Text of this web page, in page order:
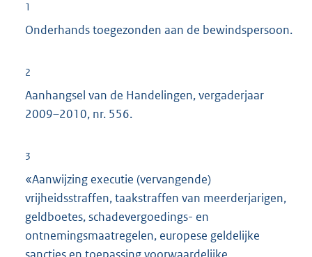
1
Onderhands toegezonden aan de bewindspersoon.
2
Aanhangsel van de Handelingen, vergaderjaar
2009–2010, nr. 556.
3
«Aanwijzing executie (vervangende)
vrijheidsstraffen, taakstraffen van meerderjarigen,
geldboetes, schadevergoedings- en
ontnemingsmaatregelen, europese geldelijke